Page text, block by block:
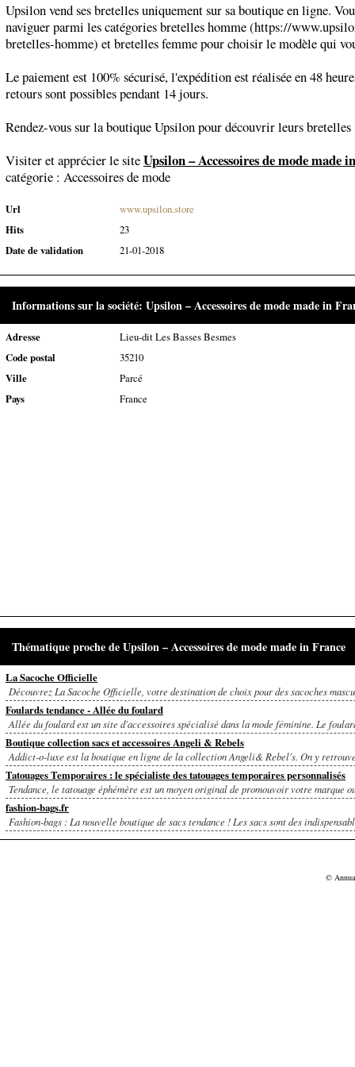
Upsilon vend ses bretelles uniquement sur sa boutique en ligne.
naviguer parmi les catégories bretelles homme (https://
bretelles-homme) et bretelles femme pour choisir le modèle qui
Le paiement est 100% sécurisé, l'expédition est réalisée en 48
retours sont possibles pendant 14 jours.
Rendez-vous sur la boutique Upsilon pour découvrir leurs
Visiter et apprécier le siteUpsilon – Accessoires de mode made
catégorie : Accessoires de mode
Url
www.upsilon.store
Hits
23
Date de validation
21-01-2018
Informations sur la société: Upsilon – Accessoires de mode made in
Adresse
Lieu-dit Les Basses Besmes
Code postal
35210
Ville
Parcé
Pays
France
Thématique proche de Upsilon – Accessoires de mode made in France
La Sacoche Officielle
Découvrez La Sacoche Officielle, votre destination de choix pour des sacoches
Foulards tendance - Allée du foulard
Allée du foulard est un site d'accessoires spécialisé dans la mode féminine. Le
Boutique collection sacs et accessoires Angeli & Rebels
Addict-o-luxe est la boutique en ligne de la collection Angeli& Rebel's. On y
Tatouages Temporaires : le spécialiste des tatouages temporaires personnalisés
Tendance, le tatouage éphémère est un moyen original de promouvoir votre marque
fashion-bags.fr
Fashion-bags : La nouvelle boutique de sacs tendance ! Les sacs sont des
©